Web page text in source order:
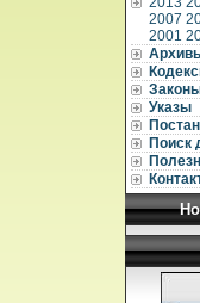
2007
2001
Указы
Поиск